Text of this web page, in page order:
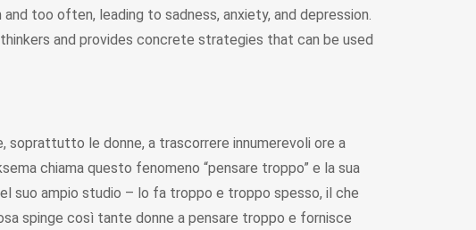
too often, leading to sadness, anxiety, and depression.
and provides concrete strategies that can be used
le donne, a trascorrere innumerevoli ore a
chiama questo fenomeno “pensare troppo” e la sua
suo ampio studio – lo fa troppo e troppo spesso, il che
spinge così tante donne a pensare troppo e fornisce